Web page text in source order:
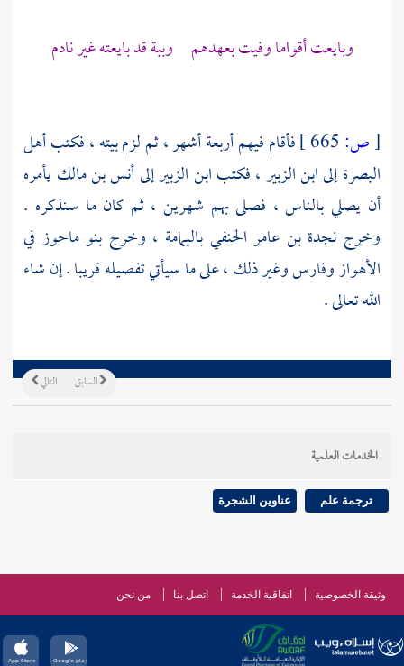
وبايعت أقواما وفيت بعهدهم وببة قد بايعته غير نادم
[ص:
فأقام فيهم أربعة أشهر ، ثم لزم بيته ، فكتب أهل
البصرةإلىابن الزبير، فكتبابن الزبيرإلىأنس بن مالكيأمره
أن يصلي بالناس ، فصلى بهم شهرين ، ثم كان ما سنذكره .
وخرج نجدة بن عامر الحنفي باليمامة ، وخرج بنو ماحوز في
الأهوازوفارسوغير ذلك ، على ما سيأتي تفصيله قريبا . إن شاء
الله تعالى .
التالي السابق
الخدمات العلمية
ترجمة علم عناوين الشجرة
وثيقة الخصوصية اتفاقية الخدمة اتصل بنا من نحن